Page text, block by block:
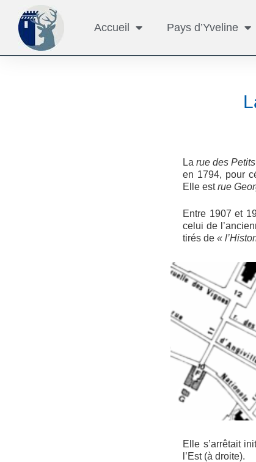
Accueil Pays d’Yveline
La rue des
en 1794, pour
Elle estrue
Entre 1907 et
celui de
tirés de «
Elle s’arrêtait
l’Est (à droite).